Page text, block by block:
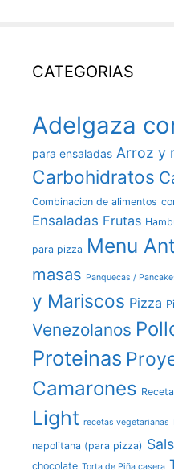
CATEGORIAS
Adelgaza
para ensaladas Arroz y
Carbohidratos
Combinacion de alimentos
Ensaladas Frutas
para pizza Menu
masas Panquecas /
y Mariscos Pizza
Venezolanos
Proteinas
Camarones
Light recetas vegetarianas
napolitana (para pizza)
chocolate Torta de Piña casera